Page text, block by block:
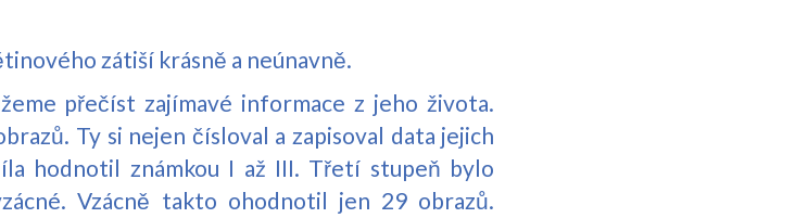
zátiší krásně a neúnavně.
přečíst zajímavé informace z jeho života.
Ty si nejen čísloval a zapisoval data jejich
hodnotil známkou I až III. Třetí stupeň bylo
Vzácně takto ohodnotil jen 29 obrazů.